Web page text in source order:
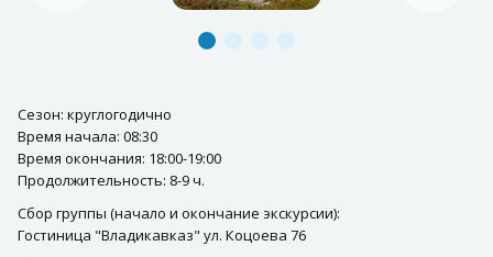
Сезон: круглогодично
Время начала: 08:30
Время окончания: 18:00-19:00
Продолжительность: 8-9 ч.
Сбор группы (начало и окончание экскурсии):
Гостиница "Владикавказ" ул. Коцоева 76